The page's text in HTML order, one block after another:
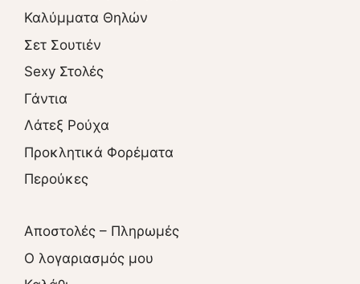
Καλύμματα Θηλών
Σετ Σουτιέν
Sexy Στολές
Γάντια
Λάτεξ Ρούχα
Προκλητικά Φορέματα
Περούκες
Αποστολές – Πληρωμές
O λογαριασμός μου